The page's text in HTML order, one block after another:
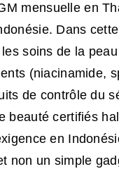
mensuelle en
Dans cette
soins de la
(niacinamide,
de contrôle du
beauté certifiés
en
non un simple